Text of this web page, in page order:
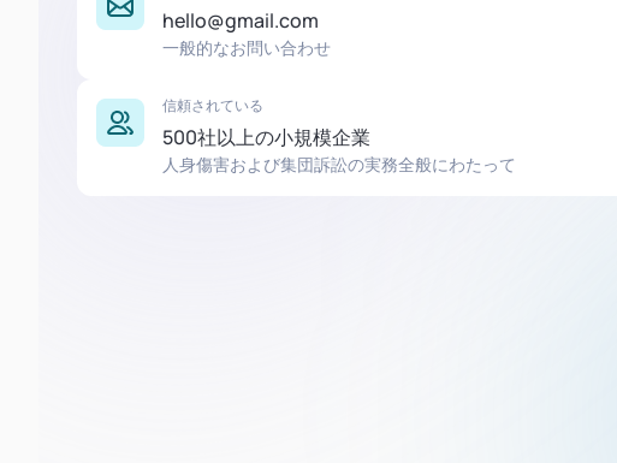
hello@gmail.com
一般的なお問い合わせ
信頼されている
500社以上の小規模企業
人身傷害および集団訴訟の実務全般にわたって